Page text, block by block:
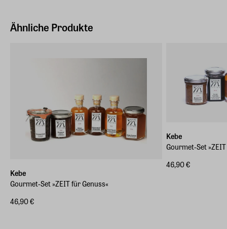
Ähnliche Produkte
Kebe
Gourmet-Set »ZEIT für Genuss«
46,90 €
Kebe
Gourmet-Set
46,90 €